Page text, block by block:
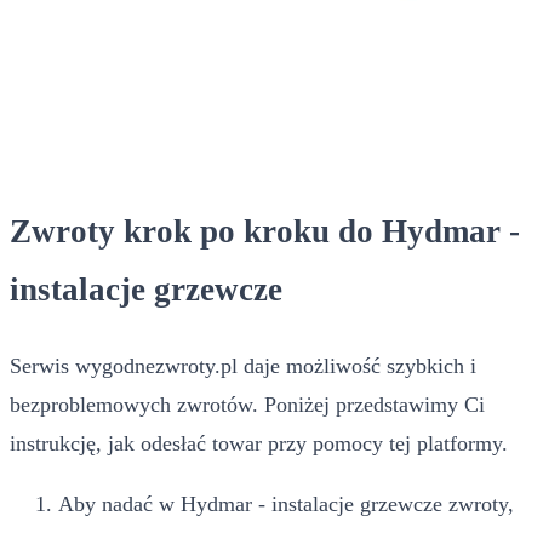
Zwroty krok po kroku do Hydmar -
instalacje grzewcze
Serwis wygodnezwroty.pl daje możliwość szybkich i
bezproblemowych zwrotów. Poniżej przedstawimy Ci
instrukcję, jak odesłać towar przy pomocy tej platformy.
Aby nadać w Hydmar - instalacje grzewcze zwroty,